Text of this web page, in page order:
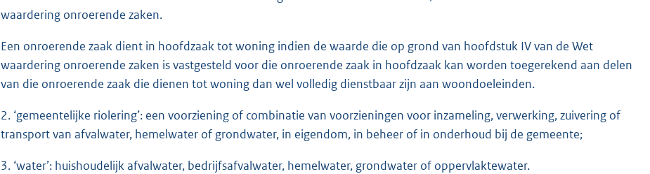
waardering onroerende zaken.
Een onroerende zaak dient in hoofdzaak tot woning indien de waarde die op grond van hoofdstuk IV van de Wet
waardering onroerende zaken is vastgesteld voor die onroerende zaak in hoofdzaak kan worden toegerekend aan delen
van die onroerende zaak die dienen tot woning dan wel volledig dienstbaar zijn aan woondoeleinden.
2. ‘gemeentelijke riolering’: een voorziening of combinatie van voorzieningen voor inzameling, verwerking, zuivering of
transport van afvalwater, hemelwater of grondwater, in eigendom, in beheer of in onderhoud bij de gemeente;
3. ‘water’: huishoudelijk afvalwater, bedrijfsafvalwater, hemelwater, grondwater of oppervlaktewater.